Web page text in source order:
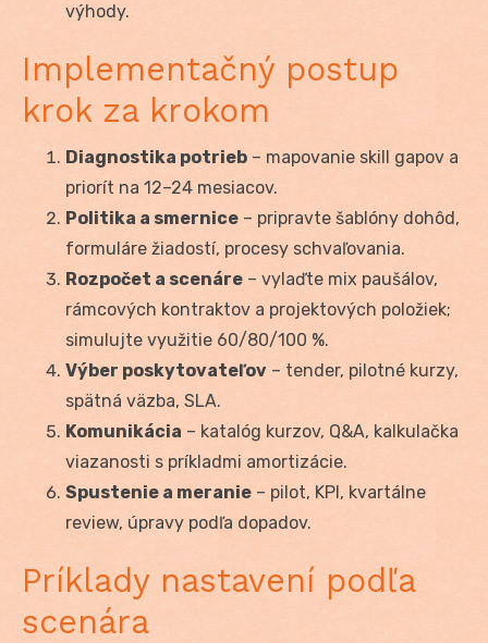
výhody.
Implementačný postup
krok za krokom
Diagnostika potrieb – mapovanie skill gapov a
priorít na 12–24 mesiacov.
Politika a smernice – pripravte šablóny dohôd,
formuláre žiadostí, procesy schvaľovania.
Rozpočet a scenáre – vylaďte mix paušálov,
rámcových kontraktov a projektových položiek;
simulujte využitie 60/80/100 %.
Výber poskytovateľov – tender, pilotné kurzy,
spätná väzba, SLA.
Komunikácia – katalóg kurzov, Q&A, kalkulačka
viazanosti s príkladmi amortizácie.
Spustenie a meranie – pilot, KPI, kvartálne
review, úpravy podľa dopadov.
Príklady nastavení podľa
scenára